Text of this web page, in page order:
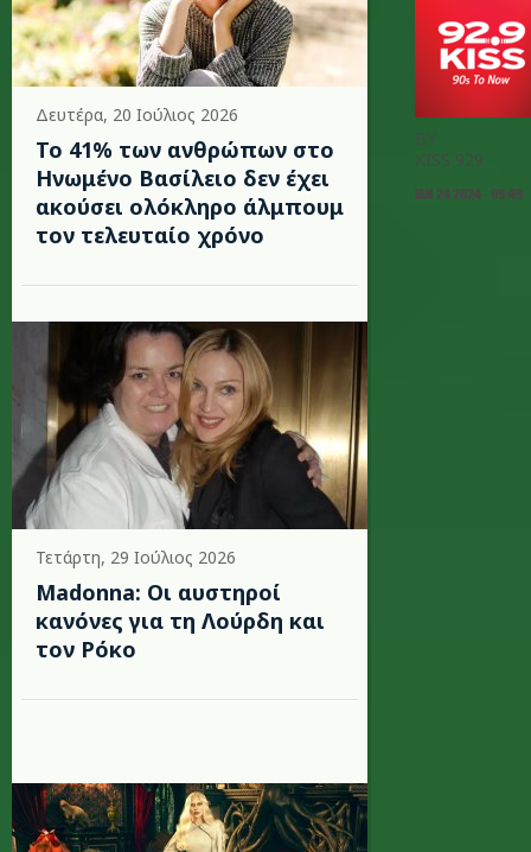
Δευτέρα, 20 Ιούλιος 2026
Το 41% των ανθρώπων στο
Ηνωμένο Βασίλειο δεν έχει
ακούσει ολόκληρο άλμπουμ
τον τελευταίο χρόνο
Τετάρτη, 29 Ιούλιος 2026
Madonna: Οι αυστηροί
κανόνες για τη Λούρδη και
τον Ρόκο
BY
KISS 929
ΙΑΝ 24 2024 - 09:49